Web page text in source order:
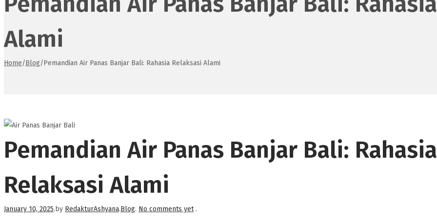
Alami
Home/Blog/Pemandian Air Panas Banjar Bali: Rahasia Relaksasi Alami
Pemandian Air Panas Banjar Bali: Rahasia
Relaksasi Alami
Posted on
January 10, 2025. by RedakturAshyana.Posted in
Blog. No comments yet .